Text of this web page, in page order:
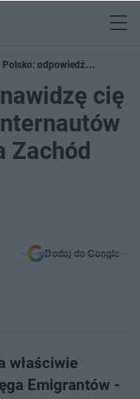
Polsko: odpowiedź
cię
Zachód
Dodaj do Google
właściwie
Emigrantów -